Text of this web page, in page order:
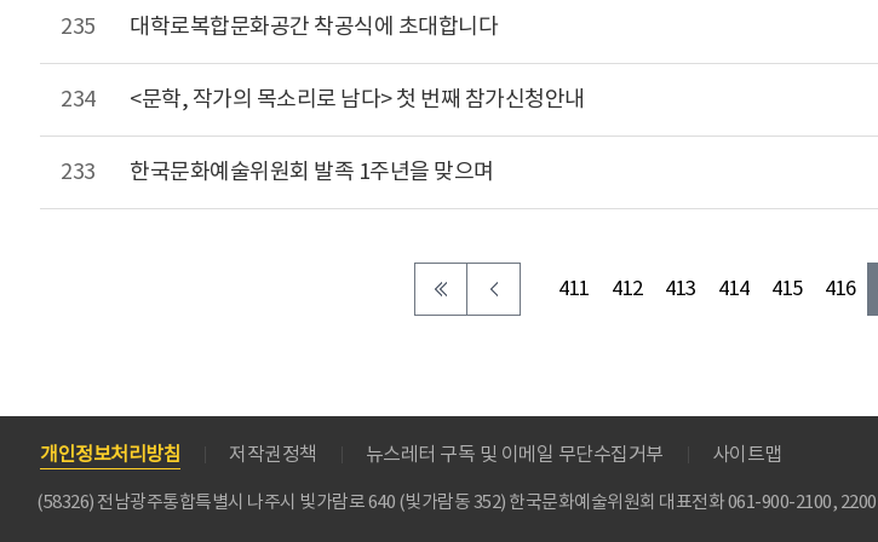
235 대학로복합문화공간 착공식에 초대합니다
234 <문학, 작가의 목소리로 남다> 첫 번째 참가신청안내
233 한국문화예술위원회 발족 1주년을 맞으며
411 412 413 414 415 416
개인정보처리방침 저작권정책 뉴스레터 구독 및 이메일 무단수집거부 사이트맵
(58326) 전남광주통합특별시 나주시 빛가람로 640 (빛가람동 352) 한국문화예술위원회 대표전화 061-900-2100, 2200